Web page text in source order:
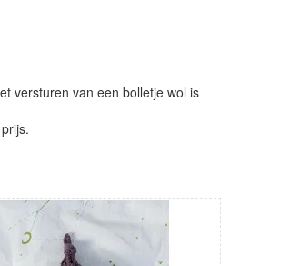
versturen van een bolletje wol is